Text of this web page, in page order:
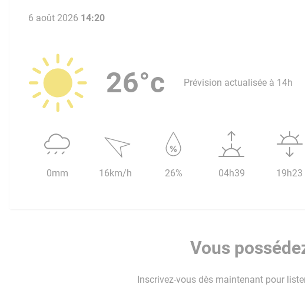
6 août 2026 14:20
26°c Prévision actualisée à 14h
0mm 16km/h 26% 04h39 19h23
Vous
Inscrivez-vous dès maintenant pour